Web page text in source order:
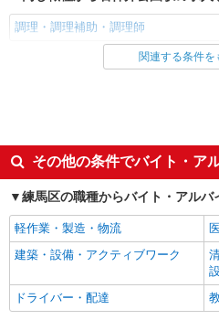
調理・調理補助・調理師
同じ雇用形態から石神井公園駅の
朝
昼
夕方
車通勤OK
社宅・寮あり
Web面接OK
職場見学OKまたは説明会あり
経験者・有資格者歓迎
関連する条件を
その他の条件でバイト・ア
練馬区の職種からバイト・アルバ
軽作業・製造・物流
建築・設備・アクティブワーク
ドライバー・配達